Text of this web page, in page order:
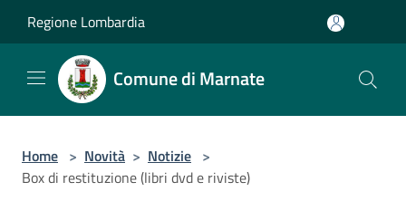
Regione Lombardia
Comune di Marnate
Home > Novità > Notizie >
Box di restituzione (libri dvd e riviste)